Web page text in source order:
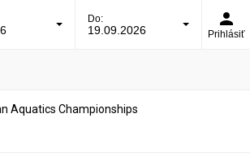
Do:
19.09.2026 Prihlásiť
Aquatics Championships